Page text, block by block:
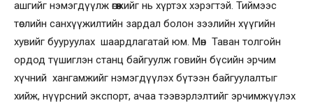
ашгийг нэмэгдүүлж өгөөжийг нь хүртэх хэрэгтэй. Тиймээс
төслийн санхүүжилтийн зардал болон зээлийн хүүгийн
хувийг бууруулах шаардлагатай юм. Мөн Таван толгойн
ордод түшиглэн станц байгуулж говийн бүсийн эрчим
хүчний хангамжийг нэмэгдүүлэх бүтээн байгуулалтыг
хийж, нүүрсний экспорт, ачаа тээвэрлэлтийг эрчимжүүлэх